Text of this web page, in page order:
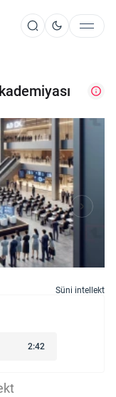
Süni intellekt